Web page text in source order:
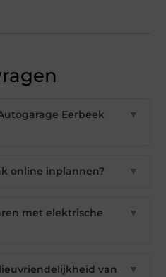
Eerbeek
▼
online inplannen? ▼
met elektrische
▼
van
▼